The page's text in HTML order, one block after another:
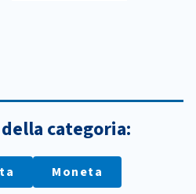
categoria:
Moneta